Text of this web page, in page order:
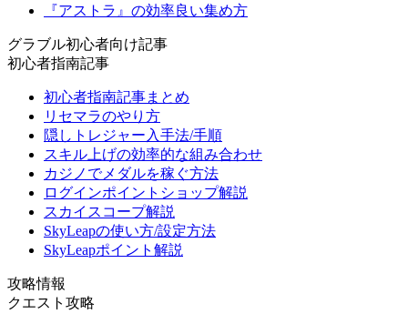
『アストラ』の効率良い集め方
グラブル初心者向け記事
初心者指南記事
初心者指南記事まとめ
リセマラのやり方
隠しトレジャー入手法/手順
スキル上げの効率的な組み合わせ
カジノでメダルを稼ぐ方法
ログインポイントショップ解説
スカイスコープ解説
SkyLeapの使い方/設定方法
SkyLeapポイント解説
攻略情報
クエスト攻略